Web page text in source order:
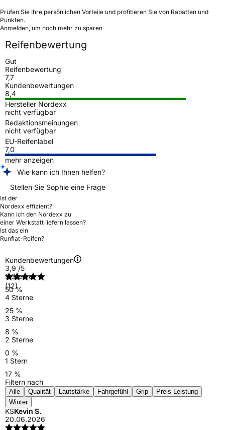
Prüfen Sie Ihre persönlichen Vorteile und profitieren Sie von Rabatten und
Punkten.
Anmelden, um noch mehr zu sparen
Reifenbewertung
Gut
Reifenbewertung
7,7
Kundenbewertungen
8,4
Hersteller Nordexx
nicht verfügbar
Redaktionsmeinungen
nicht verfügbar
EU-Reifenlabel
7,0
mehr anzeigen
Wie kann ich Ihnen helfen?
Stellen Sie Sophie eine Frage
Ist der
Nordexx effizient?
Kann ich den Nordexx zu
einer Werkstatt liefern lassen?
Ist das ein
Runflat-Reifen?
Kundenbewertungen
3,9 /5
(12)
5 Sterne
50 %
4 Sterne
25 %
3 Sterne
8 %
2 Sterne
0 %
1 Stern
17 %
Filtern nach
Alle Qualität Lautstärke Fahrgefühl Grip
Preis-Leistung
Winter
KSKevin S.
20.06.2026